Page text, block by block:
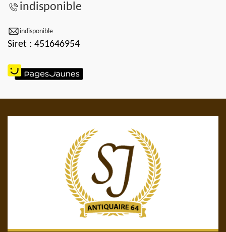
indisponible
indisponible
Siret : 451646954